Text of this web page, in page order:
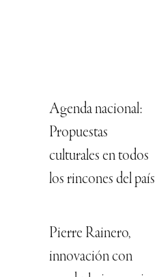
Agenda nacional:
Propuestas
culturales en todos
los rincones del país
Pierre Rainero,
innovación con